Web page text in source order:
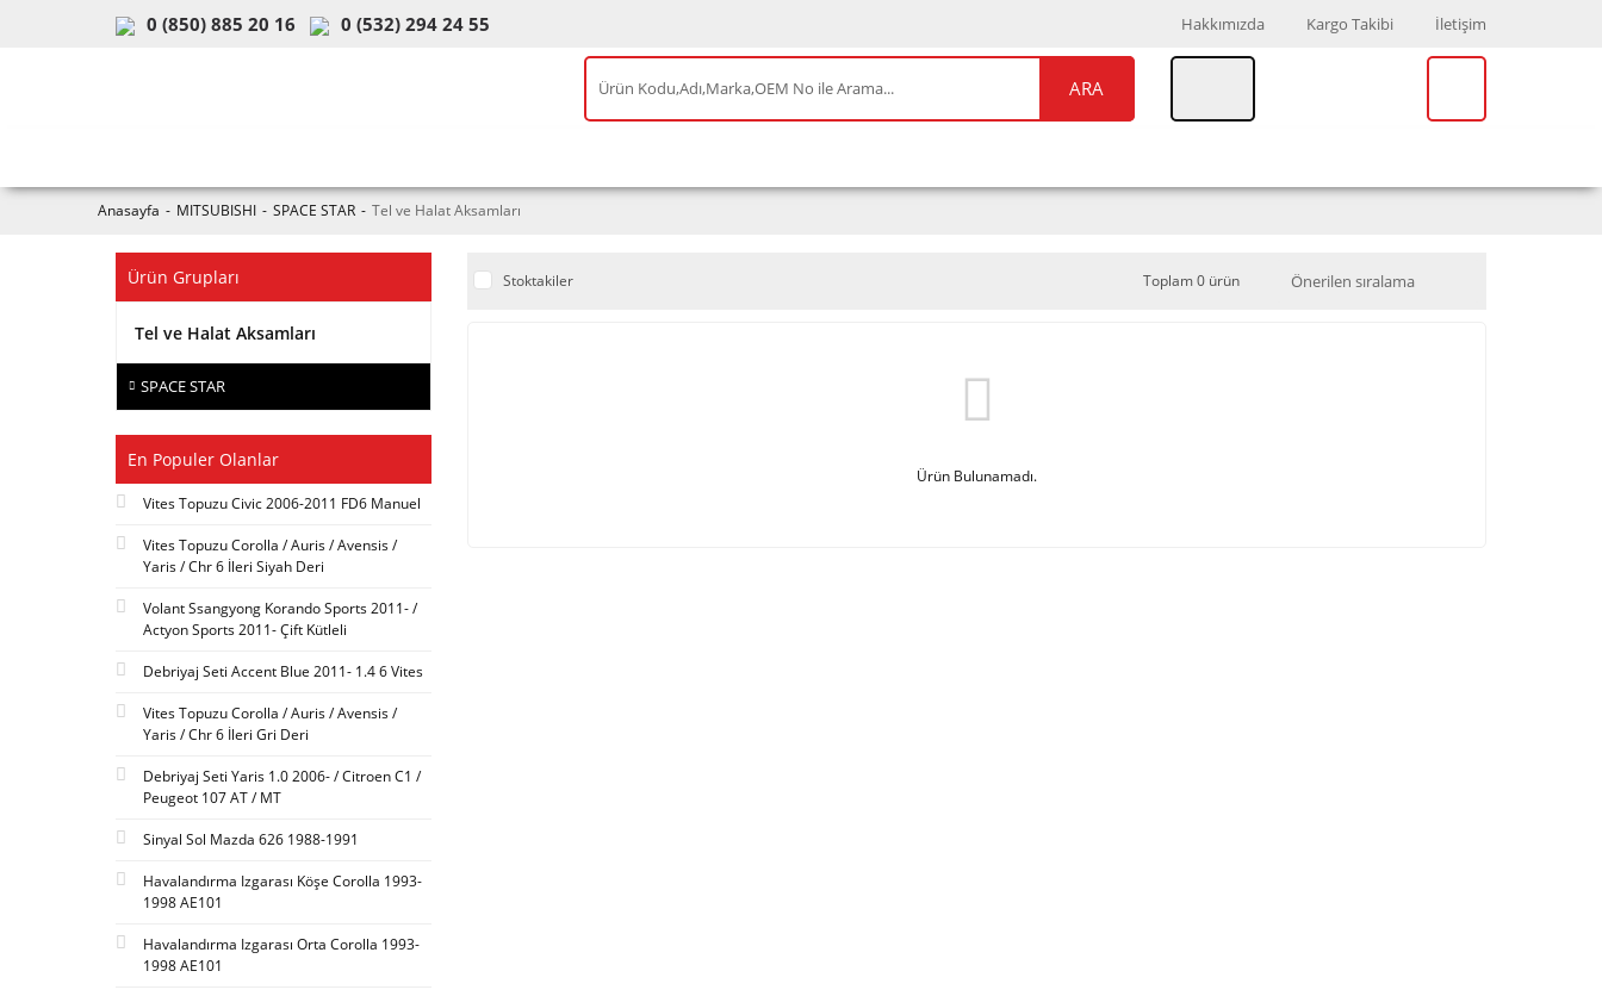
0 (850) 885 20 16 0 (532) 294 24 55 Hakkımızda Kargo Takibi İletişim
ARA
Anasayfa MITSUBISHI SPACE STAR Tel ve Halat Aksamları
Ürün Grupları
Tel ve Halat Aksamları
SPACE STAR
En Populer Olanlar
Vites Topuzu Civic 2006-2011 FD6 Manuel
Vites Topuzu Corolla / Auris / Avensis /
Yaris / Chr 6 İleri Siyah Deri
Volant Ssangyong Korando Sports 2011- /
Actyon Sports 2011- Çift Kütleli
Debriyaj Seti Accent Blue 2011- 1.4 6 Vites
Vites Topuzu Corolla / Auris / Avensis /
Yaris / Chr 6 İleri Gri Deri
Debriyaj Seti Yaris 1.0 2006- / Citroen C1 /
Peugeot 107 AT / MT
Sinyal Sol Mazda 626 1988-1991
Havalandırma Izgarası Köşe Corolla 1993-
1998 AE101
Havalandırma Izgarası Orta Corolla 1993-
1998 AE101
Stoktakiler Toplam 0 ürün
Ürün Bulunamadı.